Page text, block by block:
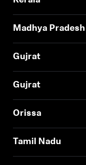
Madhya Pradesh
Gujrat
Gujrat
Orissa
Tamil Nadu